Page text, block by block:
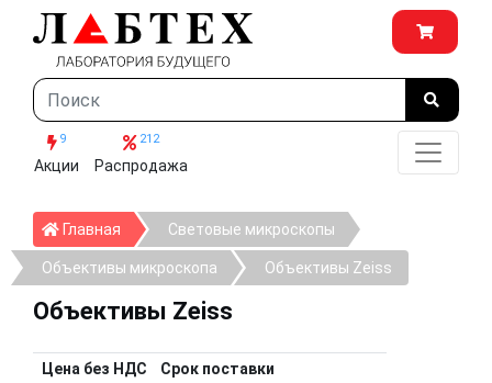
9
Акции
212
Распродажа
Главная ГлавнаяСветовые микроскопы
Объективы микроскопа Объективы Zeiss
Объективы Zeiss
Цена без НДС Срок поставки